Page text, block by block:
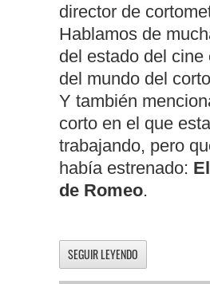
director de
Hablamos de
del estado del cine
del mundo del
Y también
corto en el que
trabajando, pero
había estrenado:
de Romeo.
SEGUIR LEYENDO